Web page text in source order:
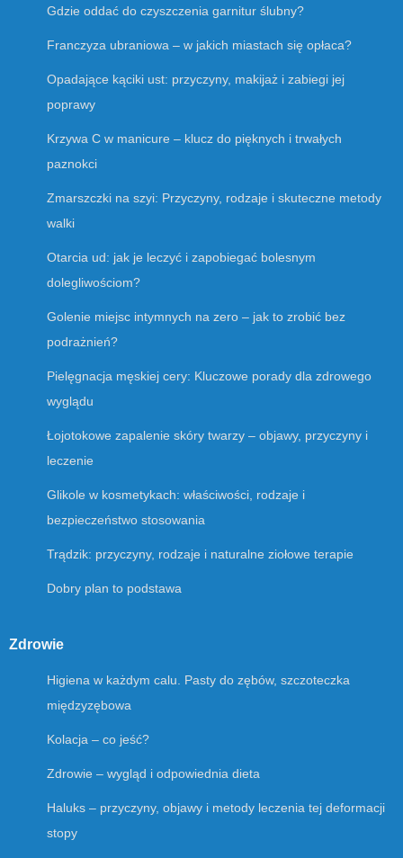
Gdzie oddać do czyszczenia garnitur ślubny?
Franczyza ubraniowa – w jakich miastach się opłaca?
Opadające kąciki ust: przyczyny, makijaż i zabiegi jej
poprawy
Krzywa C w manicure – klucz do pięknych i trwałych
paznokci
Zmarszczki na szyi: Przyczyny, rodzaje i skuteczne metody
walki
Otarcia ud: jak je leczyć i zapobiegać bolesnym
dolegliwościom?
Golenie miejsc intymnych na zero – jak to zrobić bez
podrażnień?
Pielęgnacja męskiej cery: Kluczowe porady dla zdrowego
wyglądu
Łojotokowe zapalenie skóry twarzy – objawy, przyczyny i
leczenie
Glikole w kosmetykach: właściwości, rodzaje i
bezpieczeństwo stosowania
Trądzik: przyczyny, rodzaje i naturalne ziołowe terapie
Dobry plan to podstawa
Zdrowie
Higiena w każdym calu. Pasty do zębów, szczoteczka
międzyzębowa
Kolacja – co jeść?
Zdrowie – wygląd i odpowiednia dieta
Haluks – przyczyny, objawy i metody leczenia tej deformacji
stopy